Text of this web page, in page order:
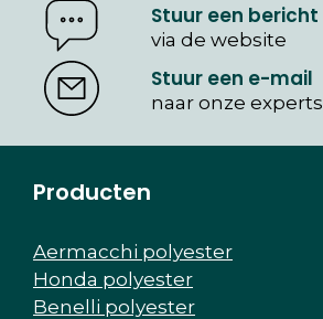
Stuur een bericht
via de website
Stuur een e-mail
naar onze experts
Producten
Aermacchi polyester
Honda polyester
Benelli polyester